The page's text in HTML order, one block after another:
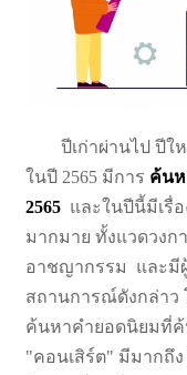
ปีเก่าผ่านไป ปีให
ในปี 2565 มีการ ค้นห
2565 และในปีนี้มีเรื่
มากมาย ทั้งแวดวงก
อาชญากรรม และมี
สถานการณ์ดังกล่าว
ค้นหาคำยอดนิยมที่ค้
"คอนเสิร์ต" มีมากถึ